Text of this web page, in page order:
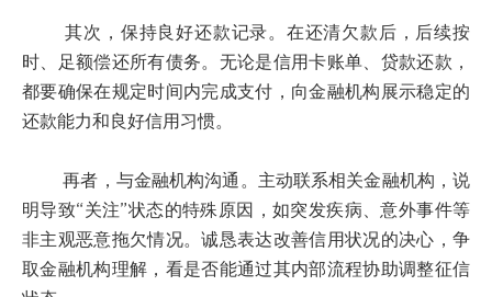
其次，保持良好还款记录。在还清欠款后，后续按
时、足额偿还所有债务。无论是信用卡账单、贷款还款，
都要确保在规定时间内完成支付，向金融机构展示稳定的
还款能力和良好信用习惯。
再者，与金融机构沟通。主动联系相关金融机构，说
明导致“关注”状态的特殊原因，如突发疾病、意外事件等
非主观恶意拖欠情况。诚恳表达改善信用状况的决心，争
取金融机构理解，看是否能通过其内部流程协助调整征信